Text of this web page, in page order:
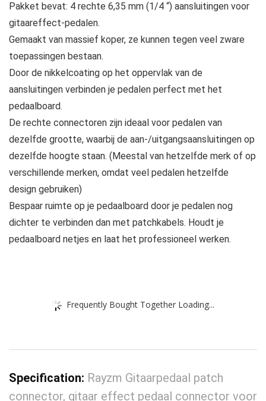
Pakket bevat: 4 rechte 6,35 mm (1/4 “) aansluitingen voor
gitaareffect-pedalen.
Gemaakt van massief koper, ze kunnen tegen veel zware
toepassingen bestaan.
Door de nikkelcoating op het oppervlak van de
aansluitingen verbinden je pedalen perfect met het
pedaalboard.
De rechte connectoren zijn ideaal voor pedalen van
dezelfde grootte, waarbij de aan-/uitgangsaansluitingen op
dezelfde hoogte staan. (Meestal van hetzelfde merk of op
verschillende merken, omdat veel pedalen hetzelfde
design gebruiken)
Bespaar ruimte op je pedaalboard door je pedalen nog
dichter te verbinden dan met patchkabels. Houdt je
pedaalboard netjes en laat het professioneel werken.
Frequently Bought Together Loading...
Specification: Rayzm Gitaarpedaal patch
connector, gitaar effect pedaal connector voor